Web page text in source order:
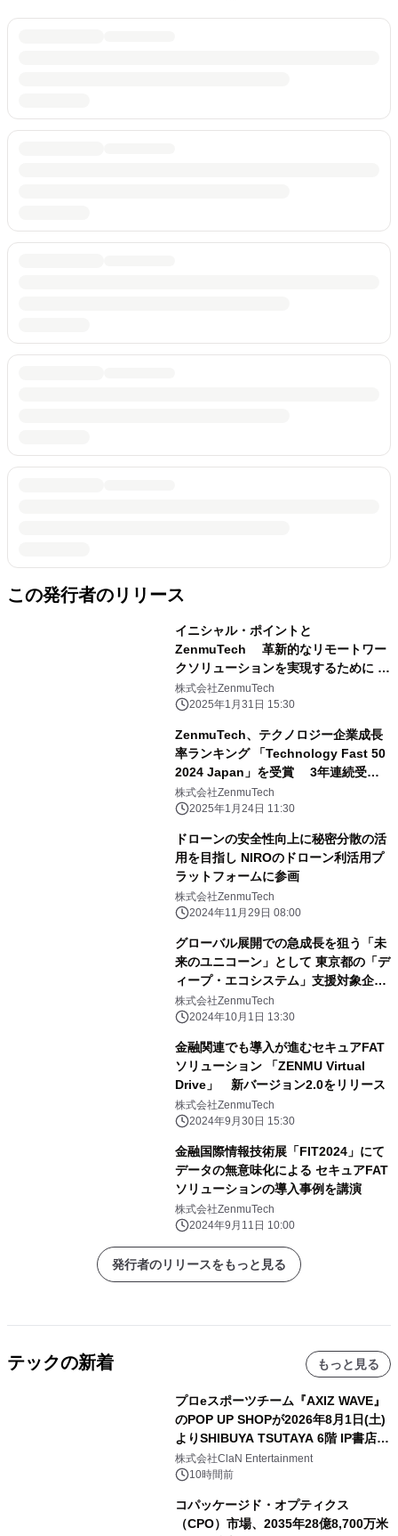
この発行者のリリース
イニシャル・ポイントと
ZenmuTech 革新的なリモートワー
クソリューションを実現するために ア
ライアンスを締結
株式会社ZenmuTech
2025年1月31日 15:30
ZenmuTech、テクノロジー企業成長
率ランキング 「Technology Fast 50
2024 Japan」を受賞 3年連続受賞
の快挙達成！
株式会社ZenmuTech
2025年1月24日 11:30
ドローンの安全性向上に秘密分散の活
用を目指し NIROのドローン利活用プ
ラットフォームに参画
株式会社ZenmuTech
2024年11月29日 08:00
グローバル展開での急成長を狙う「未
来のユニコーン」として 東京都の「デ
ィープ・エコシステム」支援対象企業
に採択
株式会社ZenmuTech
2024年10月1日 13:30
金融関連でも導入が進むセキュアFAT
ソリューション 「ZENMU Virtual
Drive」 新バージョン2.0をリリース
株式会社ZenmuTech
2024年9月30日 15:30
金融国際情報技術展「FIT2024」にて
データの無意味化による セキュアFAT
ソリューションの導入事例を講演
株式会社ZenmuTech
2024年9月11日 10:00
発行者のリリースをもっと見る
テックの新着 もっと見る
プロeスポーツチーム『AXIZ WAVE』
のPOP UP SHOPが2026年8月1日(土)
よりSHIBUYA TSUTAYA 6階 IP書店で
開催決定！！
株式会社ClaN Entertainment
10時間前
コパッケージド・オプティクス
（CPO）市場、2035年28億8,700万米